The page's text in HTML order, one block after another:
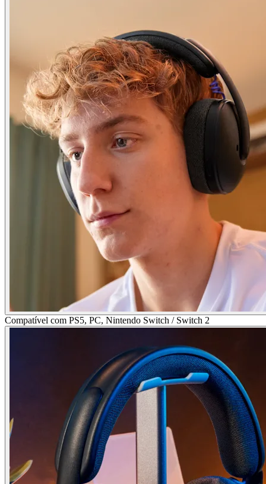
Compatível com PS5, PC, Nintendo Switch / Switch 2